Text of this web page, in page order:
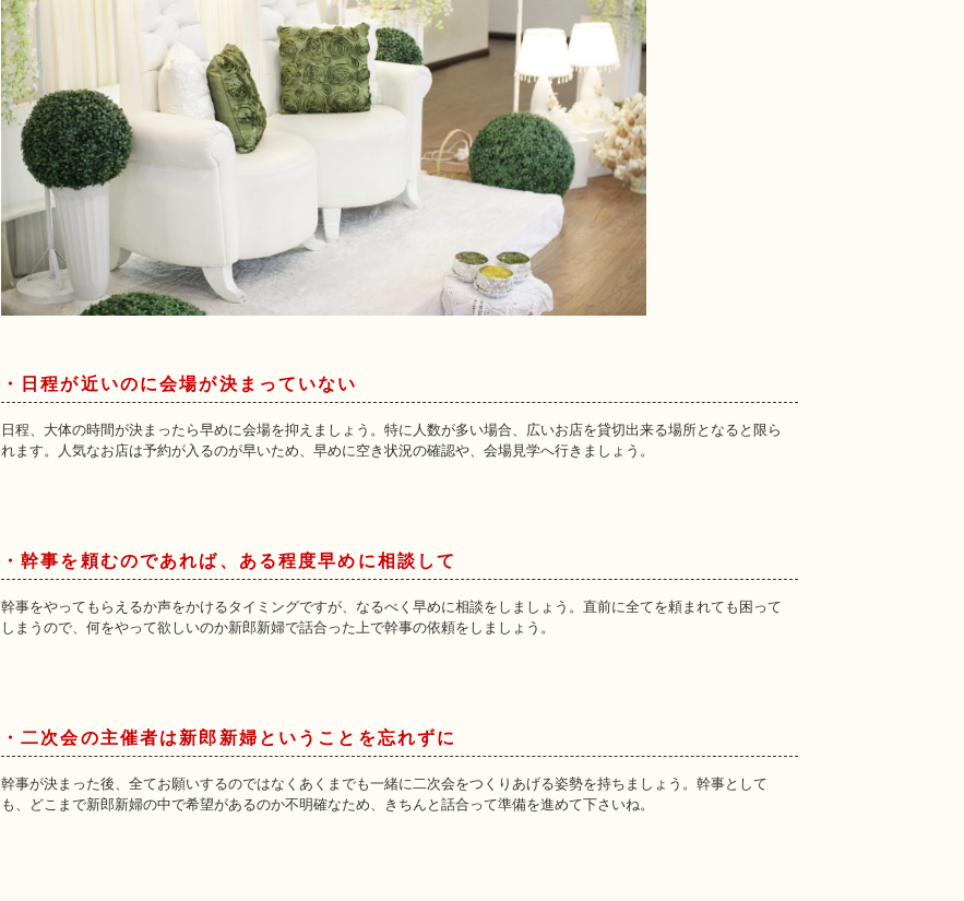
・日程が近いのに会場が決まっていない
日程、大体の時間が決まったら早めに会場を抑えましょう。特に人数が多い場合、広いお店を貸切出来る場所となると限ら
れます。人気なお店は予約が入るのが早いため、早めに空き状況の確認や、会場見学へ行きましょう。
・幹事を頼むのであれば、ある程度早めに相談して
幹事をやってもらえるか声をかけるタイミングですが、なるべく早めに相談をしましょう。直前に全てを頼まれても困って
しまうので、何をやって欲しいのか新郎新婦で話合った上で幹事の依頼をしましょう。
・二次会の主催者は新郎新婦ということを忘れずに
幹事が決まった後、全てお願いするのではなくあくまでも一緒に二次会をつくりあげる姿勢を持ちましょう。幹事として
も、どこまで新郎新婦の中で希望があるのか不明確なため、きちんと話合って準備を進めて下さいね。